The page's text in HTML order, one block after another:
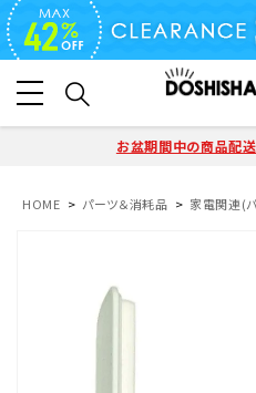
お盆期間中の商品配
HOME パーツ＆消耗品 家電関連(